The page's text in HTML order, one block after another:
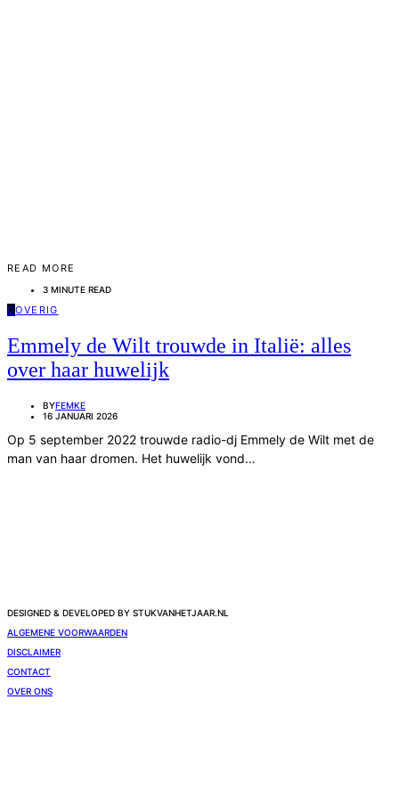
READ MORE
3 MINUTE READ
OOVERIG
Emmely de Wilt trouwde in Italië: alles
over haar huwelijk
BYFEMKE
16 JANUARI 2026
Op 5 september 2022 trouwde radio-dj Emmely de Wilt met de
man van haar dromen. Het huwelijk vond…
DESIGNED & DEVELOPED BY STUKVANHETJAAR.NL
ALGEMENE VOORWAARDEN
DISCLAIMER
CONTACT
OVER ONS